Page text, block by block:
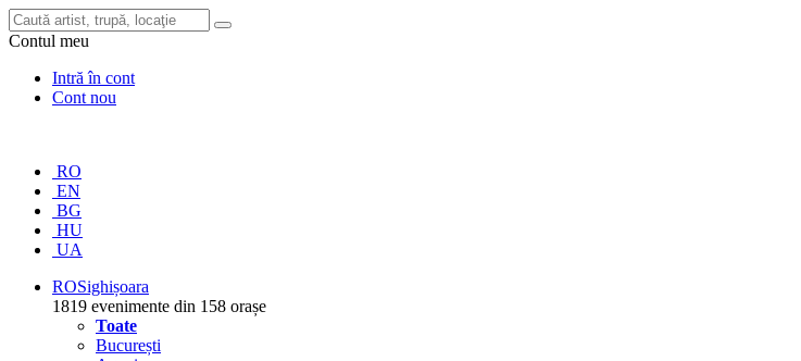
Contul meu
Intră în cont
Cont nou
RO
EN
BG
HU
UA
ROSighișoara
1819 evenimente din 158 orașe
Toate
București